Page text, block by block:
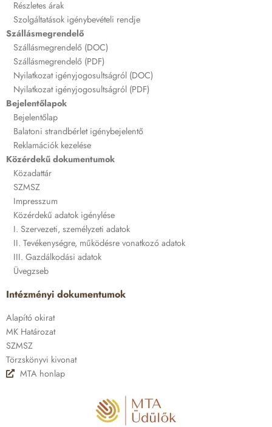
Részletes árak
Szolgáltatások igénybevételi rendje
Szállásmegrendelő
Szállásmegrendelő (DOC)
Szállásmegrendelő (PDF)
Nyilatkozat igényjogosultságról (DOC)
Nyilatkozat igényjogosultságról (PDF)
Bejelentőlapok
Bejelentőlap
Balatoni strandbérlet igénybejelentő
Reklamációk kezelése
Közérdekű dokumentumok
Közadattár
SZMSZ
Impresszum
Közérdekű adatok igénylése
I. Szervezeti, személyzeti adatok
II. Tevékenységre, működésre vonatkozó adatok
III. Gazdálkodási adatok
Üvegzseb
Intézményi dokumentumok
Alapító okirat
MK Határozat
SZMSZ
Törzskönyvi kivonat
MTA honlap